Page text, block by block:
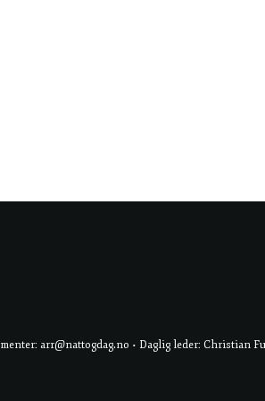
arr@nattogdag.no • Daglig leder: Christian